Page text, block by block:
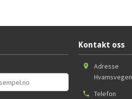
Kontakt oss
Adresse
Telefon